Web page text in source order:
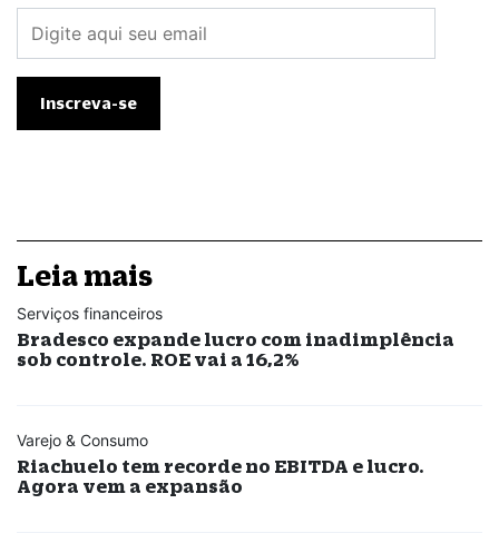
Leia mais
Serviços financeiros
Bradesco expande lucro com inadimplência
sob controle. ROE vai a 16,2%
Varejo & Consumo
Riachuelo tem recorde no EBITDA e lucro.
Agora vem a expansão